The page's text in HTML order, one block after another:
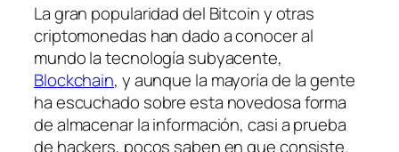
La gran popularidad del Bitcoin y otras
criptomonedas han dado a conocer al
mundo la tecnología subyacente,
Blockchain, y aunque la mayoría de la gente
ha escuchado sobre esta novedosa forma
de almacenar la información, casi a prueba
de hackers, pocos saben en que consiste.